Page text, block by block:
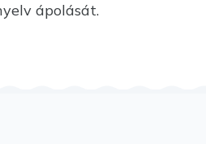
ápolását.